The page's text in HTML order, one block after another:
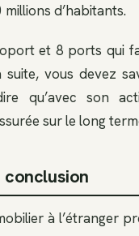
d’habitants.
et 8 ports qui
suite, vous devez
qu’avec son
sur le long
conclusion
à l’étranger